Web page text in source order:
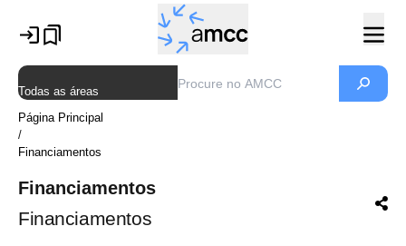
Todas as áreas
Página Principal
/
Financiamentos
Financiamentos
Financiamentos